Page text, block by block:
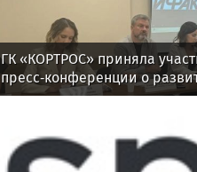
ГК «КОРТРОС» приняла
пресс‑конференции о
отрасли в Челябинске